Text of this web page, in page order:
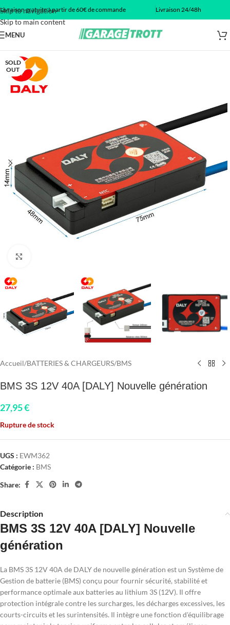
Skip to navigation
Skip to main content
Livraison gratuite à partir de 60€ de commande Livraison 24/48h
MENU
SOLD
OUT
Accueil/BATTERIES & CHARGEURS/BMS
BMS 3S 12V 40A [DALY] Nouvelle génération
27,95€
Rupture de stock
UGS : EWM362
Catégorie : BMS
Share:
Description
BMS 3S 12V 40A [DALY] Nouvelle
génération
La BMS 3S 12V 40A de DALY de nouvelle génération est un Système de
Gestion de batterie (BMS) conçu pour fournir sécurité, stabilité et
performance optimale aux batteries au lithium 3S (12V). Il offre
protection intégrale contre les surcharges, les décharges excessives, les
courts-circuits et les surintensités. Il intègre une fonction d'équilibrage